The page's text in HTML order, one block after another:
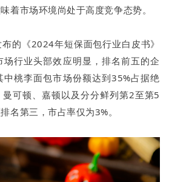
着市场环境尚处于高度竞争态势。
的《2024年短保面包行业白皮书》
场行业头部效应明显，排名前五的企
中桃李面包市场份额达到35%占据绝
可顿、嘉顿以及分分鲜列第2至第5
名第三，市占率仅为3%。